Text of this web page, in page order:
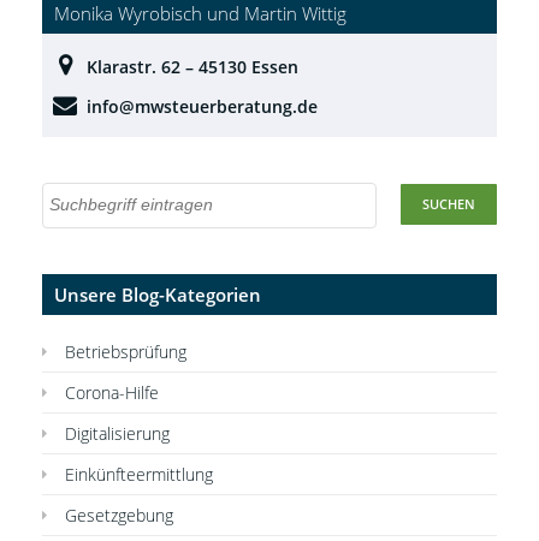
Monika Wyrobisch und Martin Wittig
Klarastr. 62 – 45130 Essen
info@mwsteuerberatung.de
Unsere Blog-Kategorien
Betriebsprüfung
Corona-Hilfe
Digitalisierung
Einkünfteermittlung
Gesetzgebung